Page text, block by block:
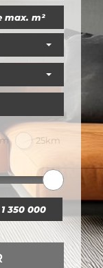
25km